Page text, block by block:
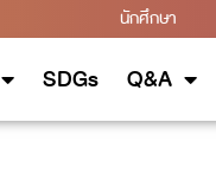
นักศึกษา
SDGs Q&A